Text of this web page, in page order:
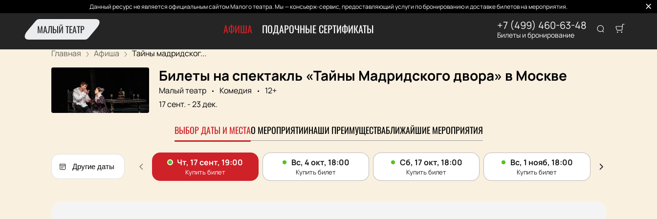
Данный ресурс не является официальным сайтом Малого театра. Мы — консьерж-сервис, предоставляющий услуги по бронированию и доставке билетов на мероприятия.
МАЛЫЙ ТЕАТР АФИША ПОДАРОЧНЫЕ СЕРТИФИКАТЫ +7 (499) 460-63-48
Билеты и бронирование
Главная Афиша Тайны мадридског...
Билеты на спектакль «Тайны Мадридского двора» в Москве
Малый театр Комедия
12+
17 сент. -23 дек.
ВЫБОР ДАТЫ И МЕСТАО МЕРОПРИЯТИИНАШИ ПРЕИМУЩЕСТВАБЛИЖАЙШИЕ МЕРОПРИЯТИЯ
Другие даты